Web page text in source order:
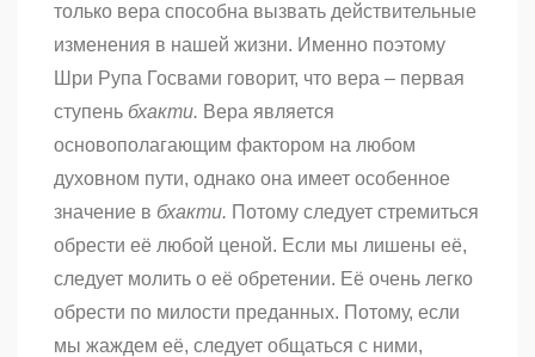
только вера способна вызвать действительные
изменения в нашей жизни. Именно поэтому
Шри Рупа Госвами говорит, что вера – первая
ступень бхакти. Вера является
основополагающим фактором на любом
духовном пути, однако она имеет особенное
значение в бхакти. Потому следует стремиться
обрести её любой ценой. Если мы лишены её,
следует молить о её обретении. Её очень легко
обрести по милости преданных. Потому, если
мы жаждем её, следует общаться с ними,